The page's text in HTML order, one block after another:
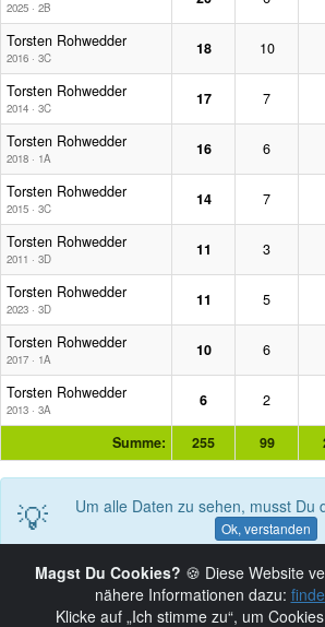
2025 · 2B
Torsten Rohwedder
2016 · 3C 18 10
Torsten Rohwedder
2014 · 3C 17 7
Torsten Rohwedder
2018 · 1A 16 6
Torsten Rohwedder
2015 · 3C 14 7
Torsten Rohwedder
2011 · 3D 11 3
Torsten Rohwedder
2023 · 3D 11 5
Torsten Rohwedder
2017 · 1A 10 6
Torsten Rohwedder
2013 · 3A 6 2
Summe: 255 99
💡 Um alle Daten zu sehen, musst Du
Ok, verstanden
Magst Du Cookies? 🍪 Diese Website
nähere Informationen dazu:
Klicke auf „Ich stimme zu“, um